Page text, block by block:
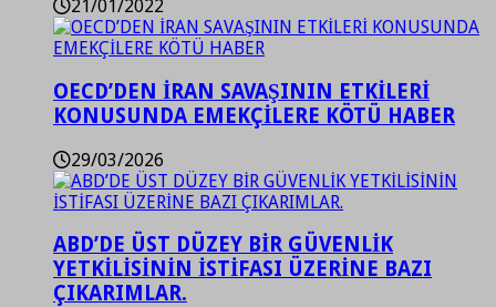
21/01/2022
OECD’DEN İRAN SAVAŞININ ETKİLERİ
KONUSUNDA EMEKÇİLERE KÖTÜ HABER
29/03/2026
ABD’DE ÜST DÜZEY BİR GÜVENLİK
YETKİLİSİNİN İSTİFASI ÜZERİNE BAZI
ÇIKARIMLAR.